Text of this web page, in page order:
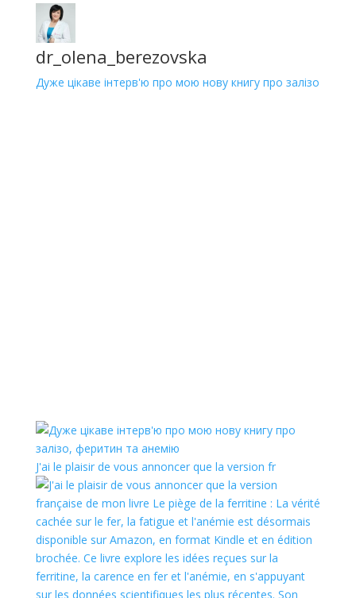
dr_olena_berezovska
Дуже цікаве інтерв'ю про мою нову книгу про залізо
J'ai le plaisir de vous annoncer que la version fr